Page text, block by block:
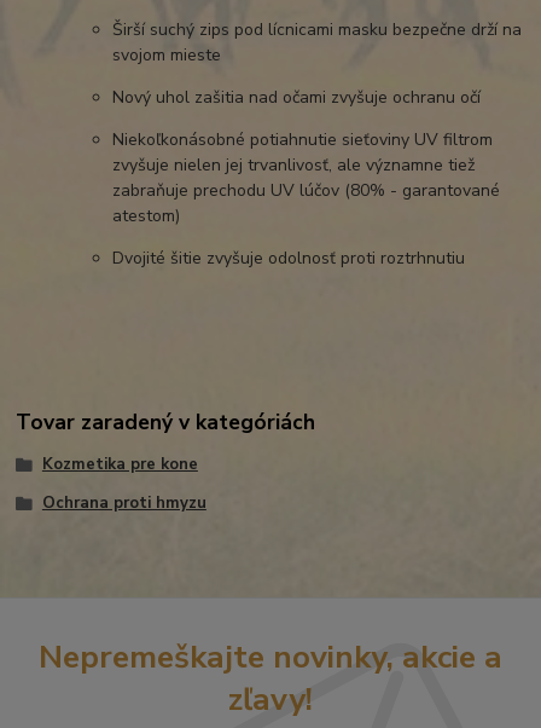
Širší suchý zips pod lícnicami masku bezpečne drží na
svojom mieste
Nový uhol zašitia nad očami zvyšuje ochranu očí
Niekoľkonásobné potiahnutie sieťoviny UV filtrom
zvyšuje nielen jej trvanlivosť, ale významne tiež
zabraňuje prechodu UV lúčov (80% - garantované
atestom)
Dvojité šitie zvyšuje odolnosť proti roztrhnutiu
Tovar zaradený v kategóriách
Kozmetika pre kone
Ochrana proti hmyzu
Nepremeškajte novinky, akcie a
zľavy!